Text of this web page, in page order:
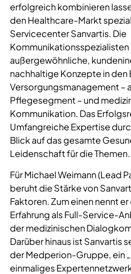
erfolgreich kombinieren
den Healthcare-Markt
Servicecenter Sanvartis. Die
Kommunikationsspezialisten
außergewöhnliche,
nachhaltige Konzepte in den
Versorgungsmanagement –
Pflegesegment – und
Kommunikation. Das
Umfangreiche Expertise
Blick auf das gesamte
Leidenschaft für die Themen.
Für Michael Weimann (Lead
beruht die Stärke von
Faktoren. Zum einen nennt
Erfahrung als Full-Service-
der medizinischen
Darüber hinaus ist Sanvartis
der Medperion-Gruppe, ein
einmaliges